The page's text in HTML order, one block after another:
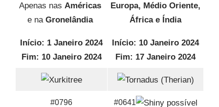
Apenas nas Américas
e na Gronelândia
Europa, Médio Oriente,
África e Índia
Início: 1 Janeiro 2024
Fim: 10 Janeiro 2024
#0796
Início: 10 Janeiro 2024
Fim: 17 Janeiro 2024
#0641